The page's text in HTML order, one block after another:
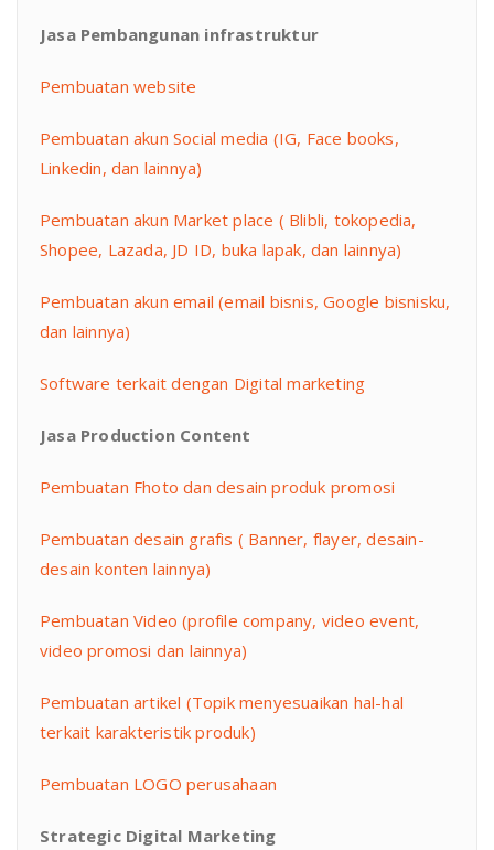
Jasa Pembangunan infrastruktur
Pembuatan website
Pembuatan akun Social media (IG, Face books,
Linkedin, dan lainnya)
Pembuatan akun Market place ( Blibli, tokopedia,
Shopee, Lazada, JD ID, buka lapak, dan lainnya)
Pembuatan akun email (email bisnis, Google bisnisku,
dan lainnya)
Software terkait dengan Digital marketing
Jasa Production Content
Pembuatan Fhoto dan desain produk promosi
Pembuatan desain grafis ( Banner, flayer, desain-
desain konten lainnya)
Pembuatan Video (profile company, video event,
video promosi dan lainnya)
Pembuatan artikel (Topik menyesuaikan hal-hal
terkait karakteristik produk)
Pembuatan LOGO perusahaan
Strategic Digital Marketing